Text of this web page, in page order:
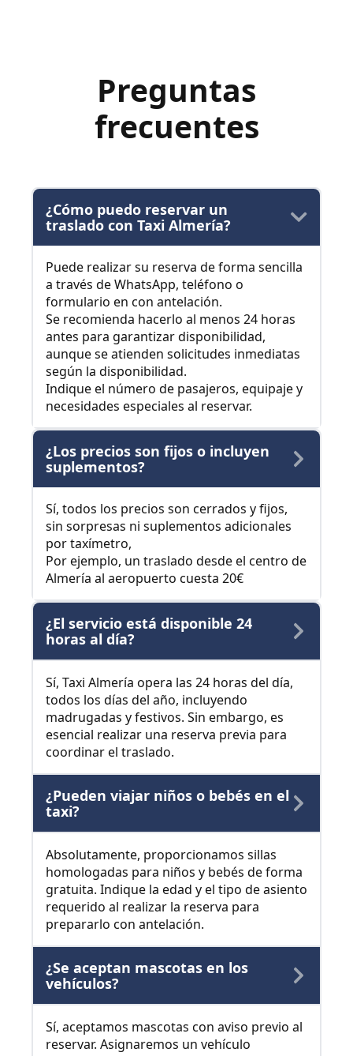
Preguntas
frecuentes
¿Cómo puedo reservar un
traslado con Taxi Almería?
Puede realizar su reserva de forma sencilla
a través de WhatsApp, teléfono o
formulario en con antelación.
Se recomienda hacerlo al menos 24 horas
antes para garantizar disponibilidad,
aunque se atienden solicitudes inmediatas
según la disponibilidad.
Indique el número de pasajeros, equipaje y
necesidades especiales al reservar.
¿Los precios son fijos o incluyen
suplementos?
Sí, todos los precios son cerrados y fijos,
sin sorpresas ni suplementos adicionales
por taxímetro,
Por ejemplo, un traslado desde el centro de
Almería al aeropuerto cuesta 20€
¿El servicio está disponible 24
horas al día?
Sí, Taxi Almería opera las 24 horas del día,
todos los días del año, incluyendo
madrugadas y festivos. Sin embargo, es
esencial realizar una reserva previa para
coordinar el traslado.
¿Pueden viajar niños o bebés en el
taxi?
Absolutamente, proporcionamos sillas
homologadas para niños y bebés de forma
gratuita. Indique la edad y el tipo de asiento
requerido al realizar la reserva para
prepararlo con antelación.
¿Se aceptan mascotas en los
vehículos?
Sí, aceptamos mascotas con aviso previo al
reservar. Asignaremos un vehículo